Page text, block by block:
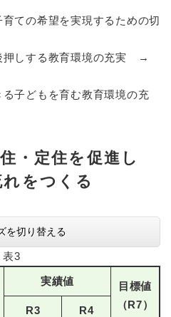
ての希望を実現するための切
押しする教育環境の充実 →
子どもを育む教育環境の充
・定住を促進し
をつくる
を切り替える
表3
実績値
目標値
（R7）
R3 R4